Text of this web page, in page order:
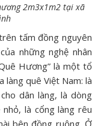
2m3x1m2 tại xã
tấm đồng nguyên
những nghệ nhân
Hương” là một tổ
làng quê Việt Nam: là
dân làng, là dòng
là cổng làng rêu
bên đồng ruộng. Ở